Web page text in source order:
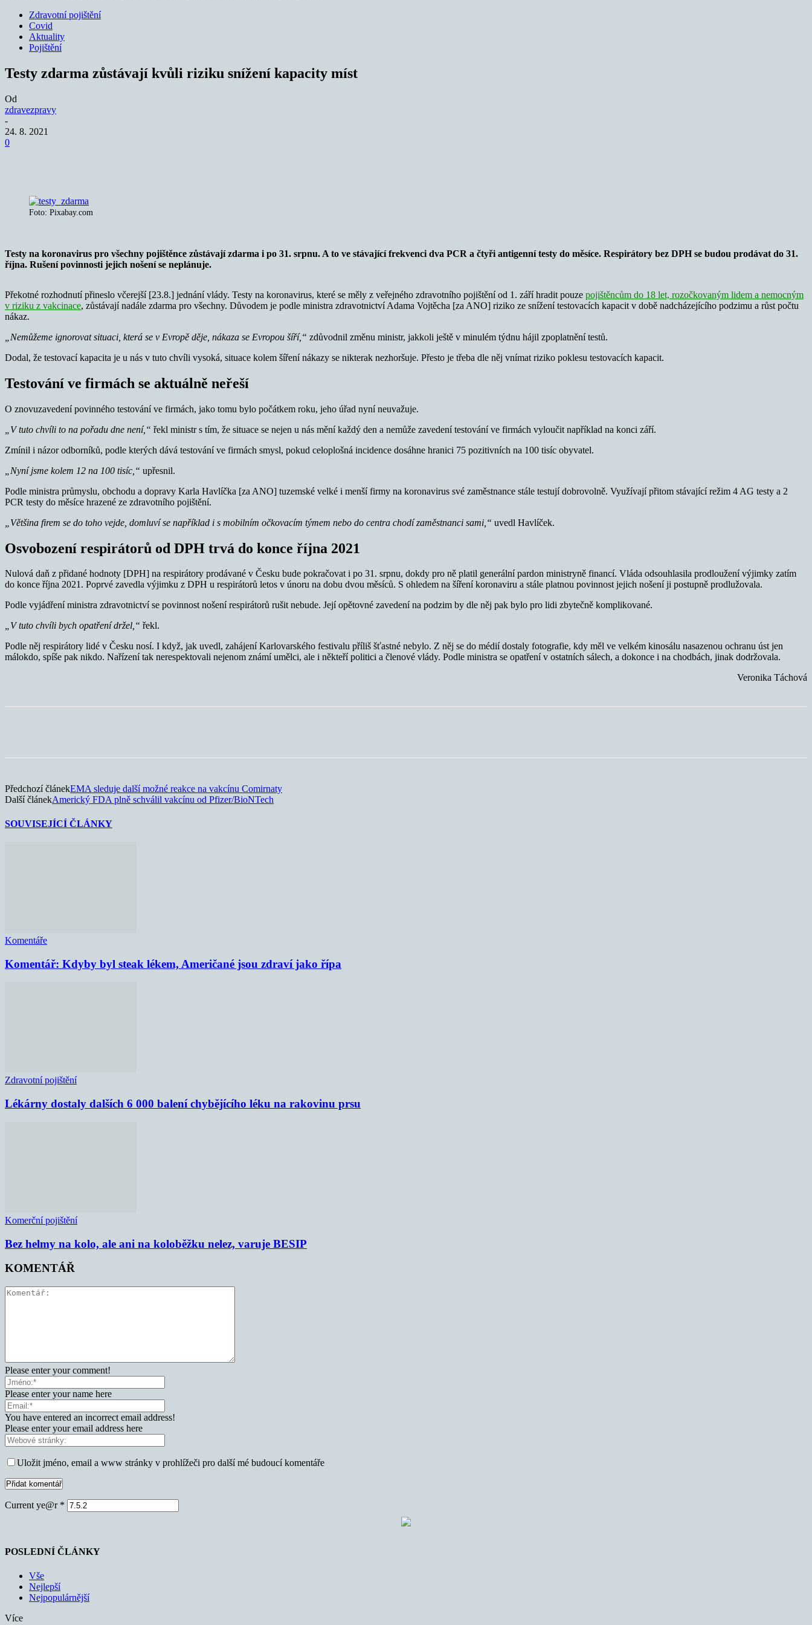
Zdravotní pojištění
Covid
Aktuality
Pojištění
Testy zdarma zůstávají kvůli riziku snížení kapacity míst
Od
zdravezpravy
-
24. 8. 2021
0
Foto: Pixabay.com
Testy na koronavirus pro všechny pojištěnce zůstávají zdarma i po 31. srpnu. A to ve stávající frekvenci dva PCR a čtyři antigenní testy do měsíce. Respirátory bez DPH se budou prodávat do 31.
října. Rušení povinnosti jejich nošení se neplánuje.
Překotné rozhodnutí přineslo včerejší [23.8.] jednání vlády. Testy na koronavirus, které se měly z veřejného zdravotního pojištění od 1. září hradit pouze pojištěncům do 18 let, rozočkovaným lidem a nemocným
v riziku z vakcinace, zůstávají nadále zdarma pro všechny. Důvodem je podle ministra zdravotnictví Adama Vojtěcha [za ANO] riziko ze snížení testovacích kapacit v době nadcházejícího podzimu a růst počtu
nákaz.
„Nemůžeme ignorovat situaci, která se v Evropě děje, nákaza se Evropou šíří,“ zdůvodnil změnu ministr, jakkoli ještě v minulém týdnu hájil zpoplatnění testů.
Dodal, že testovací kapacita je u nás v tuto chvíli vysoká, situace kolem šíření nákazy se nikterak nezhoršuje. Přesto je třeba dle něj vnímat riziko poklesu testovacích kapacit.
Testování ve firmách se aktuálně neřeší
O znovuzavedení povinného testování ve firmách, jako tomu bylo počátkem roku, jeho úřad nyní neuvažuje.
„V tuto chvíli to na pořadu dne není,“ řekl ministr s tím, že situace se nejen u nás mění každý den a nemůže zavedení testování ve firmách vyloučit například na konci září.
Zmínil i názor odborníků, podle kterých dává testování ve firmách smysl, pokud celoplošná incidence dosáhne hranici 75 pozitivních na 100 tisíc obyvatel.
„Nyní jsme kolem 12 na 100 tisíc,“ upřesnil.
Podle ministra průmyslu, obchodu a dopravy Karla Havlíčka [za ANO] tuzemské velké i menší firmy na koronavirus své zaměstnance stále testují dobrovolně. Využívají přitom stávající režim 4 AG testy a 2
PCR testy do měsíce hrazené ze zdravotního pojištění.
„Většina firem se do toho vejde, domluví se například i s mobilním očkovacím týmem nebo do centra chodí zaměstnanci sami,“ uvedl Havlíček.
Osvobození respirátorů od DPH trvá do konce října 2021
Nulová daň z přidané hodnoty [DPH] na respirátory prodávané v Česku bude pokračovat i po 31. srpnu, dokdy pro ně platil generální pardon ministryně financí. Vláda odsouhlasila prodloužení výjimky zatím
do konce října 2021. Poprvé zavedla výjimku z DPH u respirátorů letos v únoru na dobu dvou měsíců. S ohledem na šíření koronaviru a stále platnou povinnost jejich nošení ji postupně prodlužovala.
Podle vyjádření ministra zdravotnictví se povinnost nošení respirátorů rušit nebude. Její opětovné zavedení na podzim by dle něj pak bylo pro lidi zbytečně komplikované.
„V tuto chvíli bych opatření držel,“ řekl.
Podle něj respirátory lidé v Česku nosí. I když, jak uvedl, zahájení Karlovarského festivalu příliš šťastné nebylo. Z něj se do médií dostaly fotografie, kdy měl ve velkém kinosálu nasazenou ochranu úst jen
málokdo, spíše pak nikdo. Nařízení tak nerespektovali nejenom známí umělci, ale i někteří politici a členové vlády. Podle ministra se opatření v ostatních sálech, a dokonce i na chodbách, jinak dodržovala.
Veronika Táchová
Předchozí článekEMA sleduje další možné reakce na vakcínu Comirnaty
Další článekAmerický FDA plně schválil vakcínu od Pfizer/BioNTech
SOUVISEJÍCÍ ČLÁNKY
Komentáře
Komentář: Kdyby byl steak lékem, Američané jsou zdraví jako řípa
Zdravotní pojištění
Lékárny dostaly dalších 6 000 balení chybějícího léku na rakovinu prsu
Komerční pojištění
Bez helmy na kolo, ale ani na koloběžku nelez, varuje BESIP
KOMENTÁŘ
Please enter your comment!
Please enter your name here
You have entered an incorrect email address!
Please enter your email address here
Uložit jméno, email a www stránky v prohlížeči pro další mé budoucí komentáře
Current ye@r *
POSLEDNÍ ČLÁNKY
Vše
Nejlepší
Nejpopulárnější
Více